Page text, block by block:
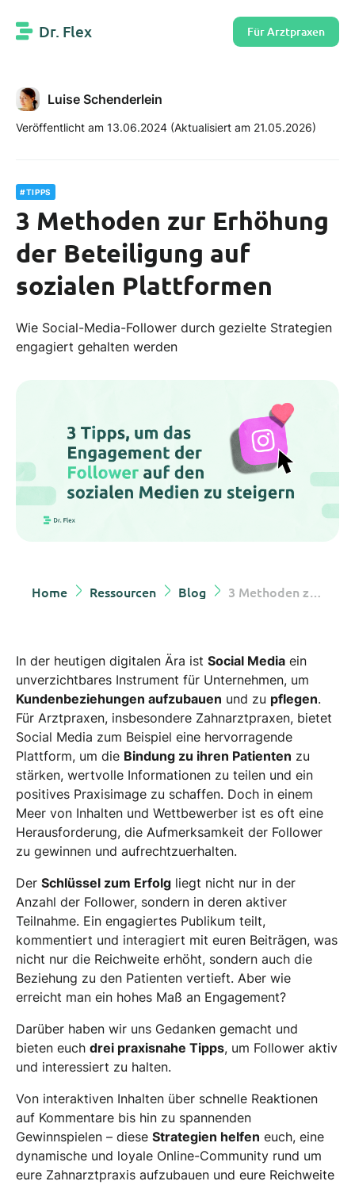
Dr. Flex Für Arztpraxen
Luise Schenderlein
Veröffentlicht am 13.06.2024 (Aktualisiert am 21.05.2026)
#TIPPS
3 Methoden zur Erhöhung
der Beteiligung auf
sozialen Plattformen
Wie Social-Media-Follower durch gezielte Strategien
engagiert gehalten werden
Home Ressourcen Blog 3 Methoden zur Erhöhung der Beteiligung auf sozialen Plattformen
In der heutigen digitalen Ära ist Social Media ein
unverzichtbares Instrument für Unternehmen, um
Kundenbeziehungen aufzubauen und zu pflegen.
Für Arztpraxen, insbesondere Zahnarztpraxen, bietet
Social Media zum Beispiel eine hervorragende
Plattform, um die Bindung zu ihren Patienten zu
stärken, wertvolle Informationen zu teilen und ein
positives Praxisimage zu schaffen. Doch in einem
Meer von Inhalten und Wettbewerber ist es oft eine
Herausforderung, die Aufmerksamkeit der Follower
zu gewinnen und aufrechtzuerhalten.
Der Schlüssel zum Erfolg liegt nicht nur in der
Anzahl der Follower, sondern in deren aktiver
Teilnahme. Ein engagiertes Publikum teilt,
kommentiert und interagiert mit euren Beiträgen, was
nicht nur die Reichweite erhöht, sondern auch die
Beziehung zu den Patienten vertieft. Aber wie
erreicht man ein hohes Maß an Engagement?
Darüber haben wir uns Gedanken gemacht und
bieten euch drei praxisnahe Tipps, um Follower aktiv
und interessiert zu halten.
Von interaktiven Inhalten über schnelle Reaktionen
auf Kommentare bis hin zu spannenden
Gewinnspielen – diese Strategien helfen euch, eine
dynamische und loyale Online-Community rund um
eure Zahnarztpraxis aufzubauen und eure Reichweite